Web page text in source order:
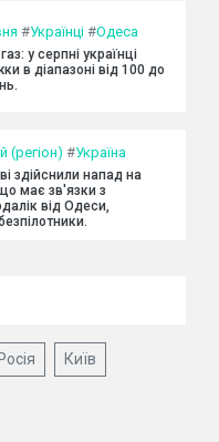
#Українці #Одеса
у серпні українці
в діапазоні від 100 до
(регіон) #Україна
здійснили напад на
має зв'язки з
від Одеси,
Росія Київ